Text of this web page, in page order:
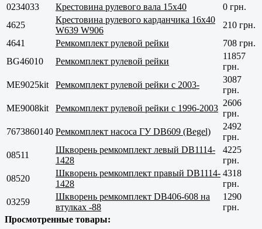
0234033 Крестовина рулевого вала 15x40
0 грн.
4625
Крестовина рулевого карданчика 16x40
W639 W906
210 грн.
4641
Ремкомплект рулевой рейки
708 грн.
BG46010
Ремкомплект рулевой рейки
11857
грн.
ME9025kit
Ремкомплект рулевой рейки с 2003-
3087
грн.
ME9008kit
Ремкомплект рулевой рейки с 1996-2003
2606
грн.
7673860140 Ремкомплект насоса ГУ DB609 (Begel)
2492
грн.
08511
Шкворень ремкомплект левый DB1114-
1428
4225
грн.
08520
Шкворень ремкомплект правый DB1114-
1428
4318
грн.
03259
Шкворень ремкомплект DB406-608 на
втулках -88
1290
грн.
Просмотренные товары: